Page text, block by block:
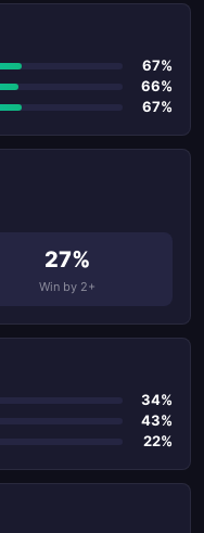
67%
66%
67%
27%
Win by 2+
34%
43%
22%